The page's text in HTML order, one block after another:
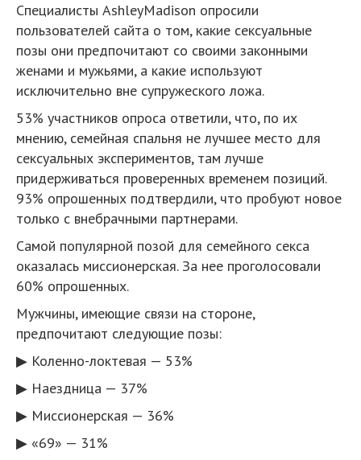
Специалисты AshleyMadison опросили
пользователей сайта о том, какие сексуальные
позы они предпочитают со своими законными
женами и мужьями, а какие используют
исключительно вне супружеского ложа.
53% участников опроса ответили, что, по их
мнению, семейная спальня не лучшее место для
сексуальных экспериментов, там лучше
придерживаться проверенных временем позиций.
93% опрошенных подтвердили, что пробуют новое
только с внебрачными партнерами.
Самой популярной позой для семейного секса
оказалась миссионерская. За нее проголосовали
60% опрошенных.
Мужчины, имеющие связи на стороне,
предпочитают следующие позы:
▶ Коленно-локтевая — 53%
▶ Наездница — 37%
▶ Миссионерская — 36%
▶ «69» — 31%